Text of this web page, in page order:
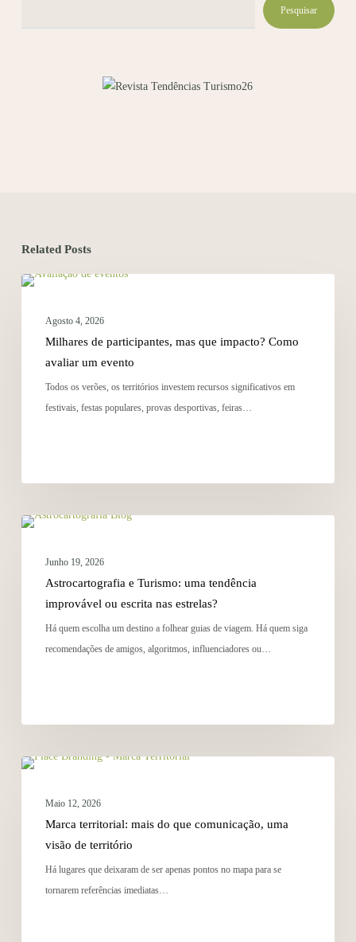
Pesquisar
Related Posts
Agosto 4, 2026
Milhares de participantes, mas que impacto? Como
avaliar um evento
Todos os verões, os territórios investem recursos significativos em
festivais, festas populares, provas desportivas, feiras…
Junho 19, 2026
Astrocartografia e Turismo: uma tendência
improvável ou escrita nas estrelas?
Há quem escolha um destino a folhear guias de viagem. Há quem siga
recomendações de amigos, algoritmos, influenciadores ou…
Maio 12, 2026
Marca territorial: mais do que comunicação, uma
visão de território
Há lugares que deixaram de ser apenas pontos no mapa para se
tornarem referências imediatas…